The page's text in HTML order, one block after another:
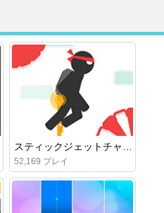
スティックジェットチャレンジ
52,169 プレイ